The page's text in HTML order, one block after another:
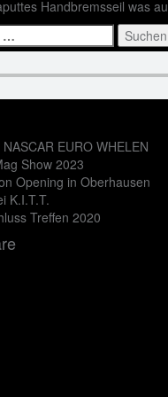
Handbremsseil was
EURO WHELEN
Show 2023
Opening in Oberhausen
K.I.T.T.
Treffen 2020